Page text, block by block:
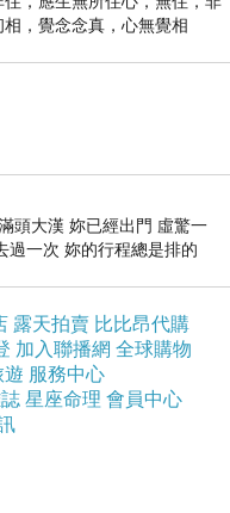
，覺念念真，心無覺相
頭大漢 妳已經出門 虛驚一
過一次 妳的行程總是排的
露天拍賣 比比昂代購
加入聯播網 全球購物
遊 服務中心
星座命理 會員中心